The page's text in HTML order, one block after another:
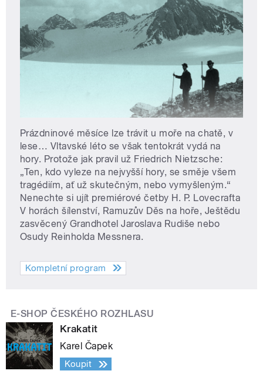
Prázdninové měsíce lze trávit u moře na chatě, v
lese… Vltavské léto se však tentokrát vydá na
hory. Protože jak pravil už Friedrich Nietzsche:
„Ten, kdo vyleze na nejvyšší hory, se směje všem
tragédiím, ať už skutečným, nebo vymyšleným.“
Nenechte si ujít premiérové četby H. P. Lovecrafta
V horách šílenství, Ramuzův Děs na hoře, Ještědu
zasvěcený Grandhotel Jaroslava Rudiše nebo
Osudy Reinholda Messnera.
Kompletní program
E-SHOP ČESKÉHO ROZHLASU
Krakatit
Karel Čapek
Koupit